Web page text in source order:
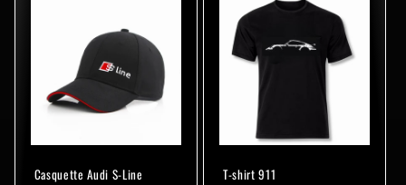
Casquette Audi S-Line T-shirt 911